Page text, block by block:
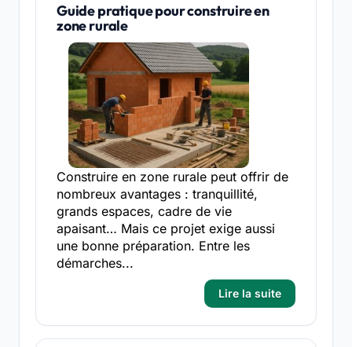
Guide pratique pour construire en
zone rurale
Construire en zone rurale peut offrir de
nombreux avantages : tranquillité,
grands espaces, cadre de vie
apaisant… Mais ce projet exige aussi
une bonne préparation. Entre les
démarches...
Lire la suite